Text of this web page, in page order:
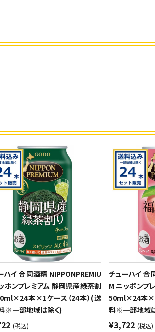
ハイ 合同酒精 NIPPONPREMIU
ポンプレミアム 静岡県産緑茶割
本×1ケース（24本）(送
※一部地域は除く)
(税込)
チューハイ 合
M ニッポンプ
50ml×24本×1
料※一部地域
¥3,722 (税込)